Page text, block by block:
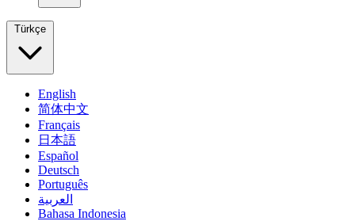
Türkçe
English
简体中文
Français
日本語
Español
Deutsch
Português
العربية
Bahasa Indonesia